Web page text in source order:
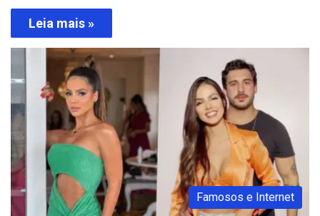
Leia mais »
Famosos e Internet